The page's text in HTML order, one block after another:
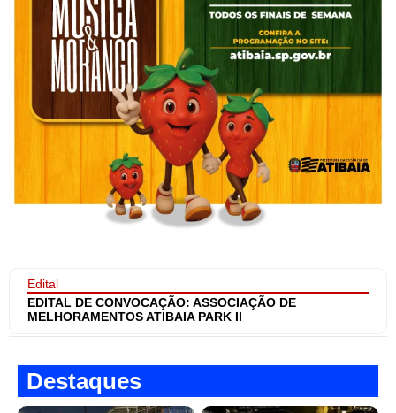
Edital
EDITAL DE CONVOCAÇÃO: ASSOCIAÇÃO DE
MELHORAMENTOS ATIBAIA PARK II
Destaques